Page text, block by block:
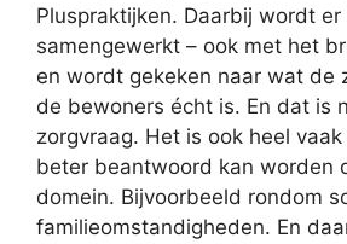
Pluspraktijken. Daarbij wordt er
samengewerkt – ook met het
en wordt gekeken naar wat de
de bewoners écht is. En dat is
zorgvraag. Het is ook heel
beter beantwoord kan worden
domein. Bijvoorbeeld rondom
familieomstandigheden. En